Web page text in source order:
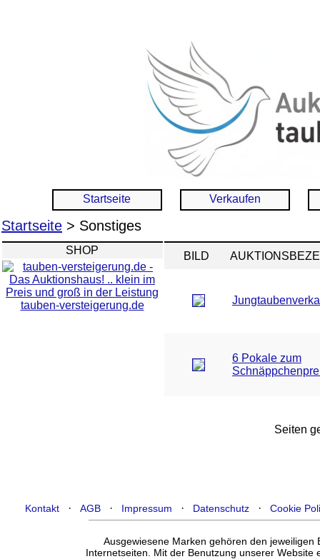
Startseite Verkaufen
Startseite > Sonstiges
SHOP
tauben-versteigerung.de
BILD
6 Pokale zum
Seiten
Kontakt · AGB · Impressum · Datenschutz · Cookie
Ausgewiesene Marken gehören den
Internetseiten. Mit der Benutzung unserer Website